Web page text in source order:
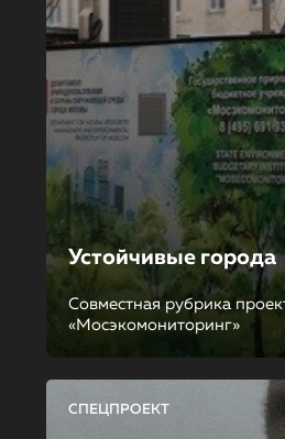
Устойчивые города
Совместная рубрика
«Мосэкомониторинг»
СПЕЦПРОЕКТ